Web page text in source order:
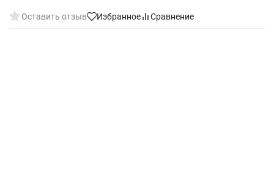
Оставить отзыв Избранное Сравнение